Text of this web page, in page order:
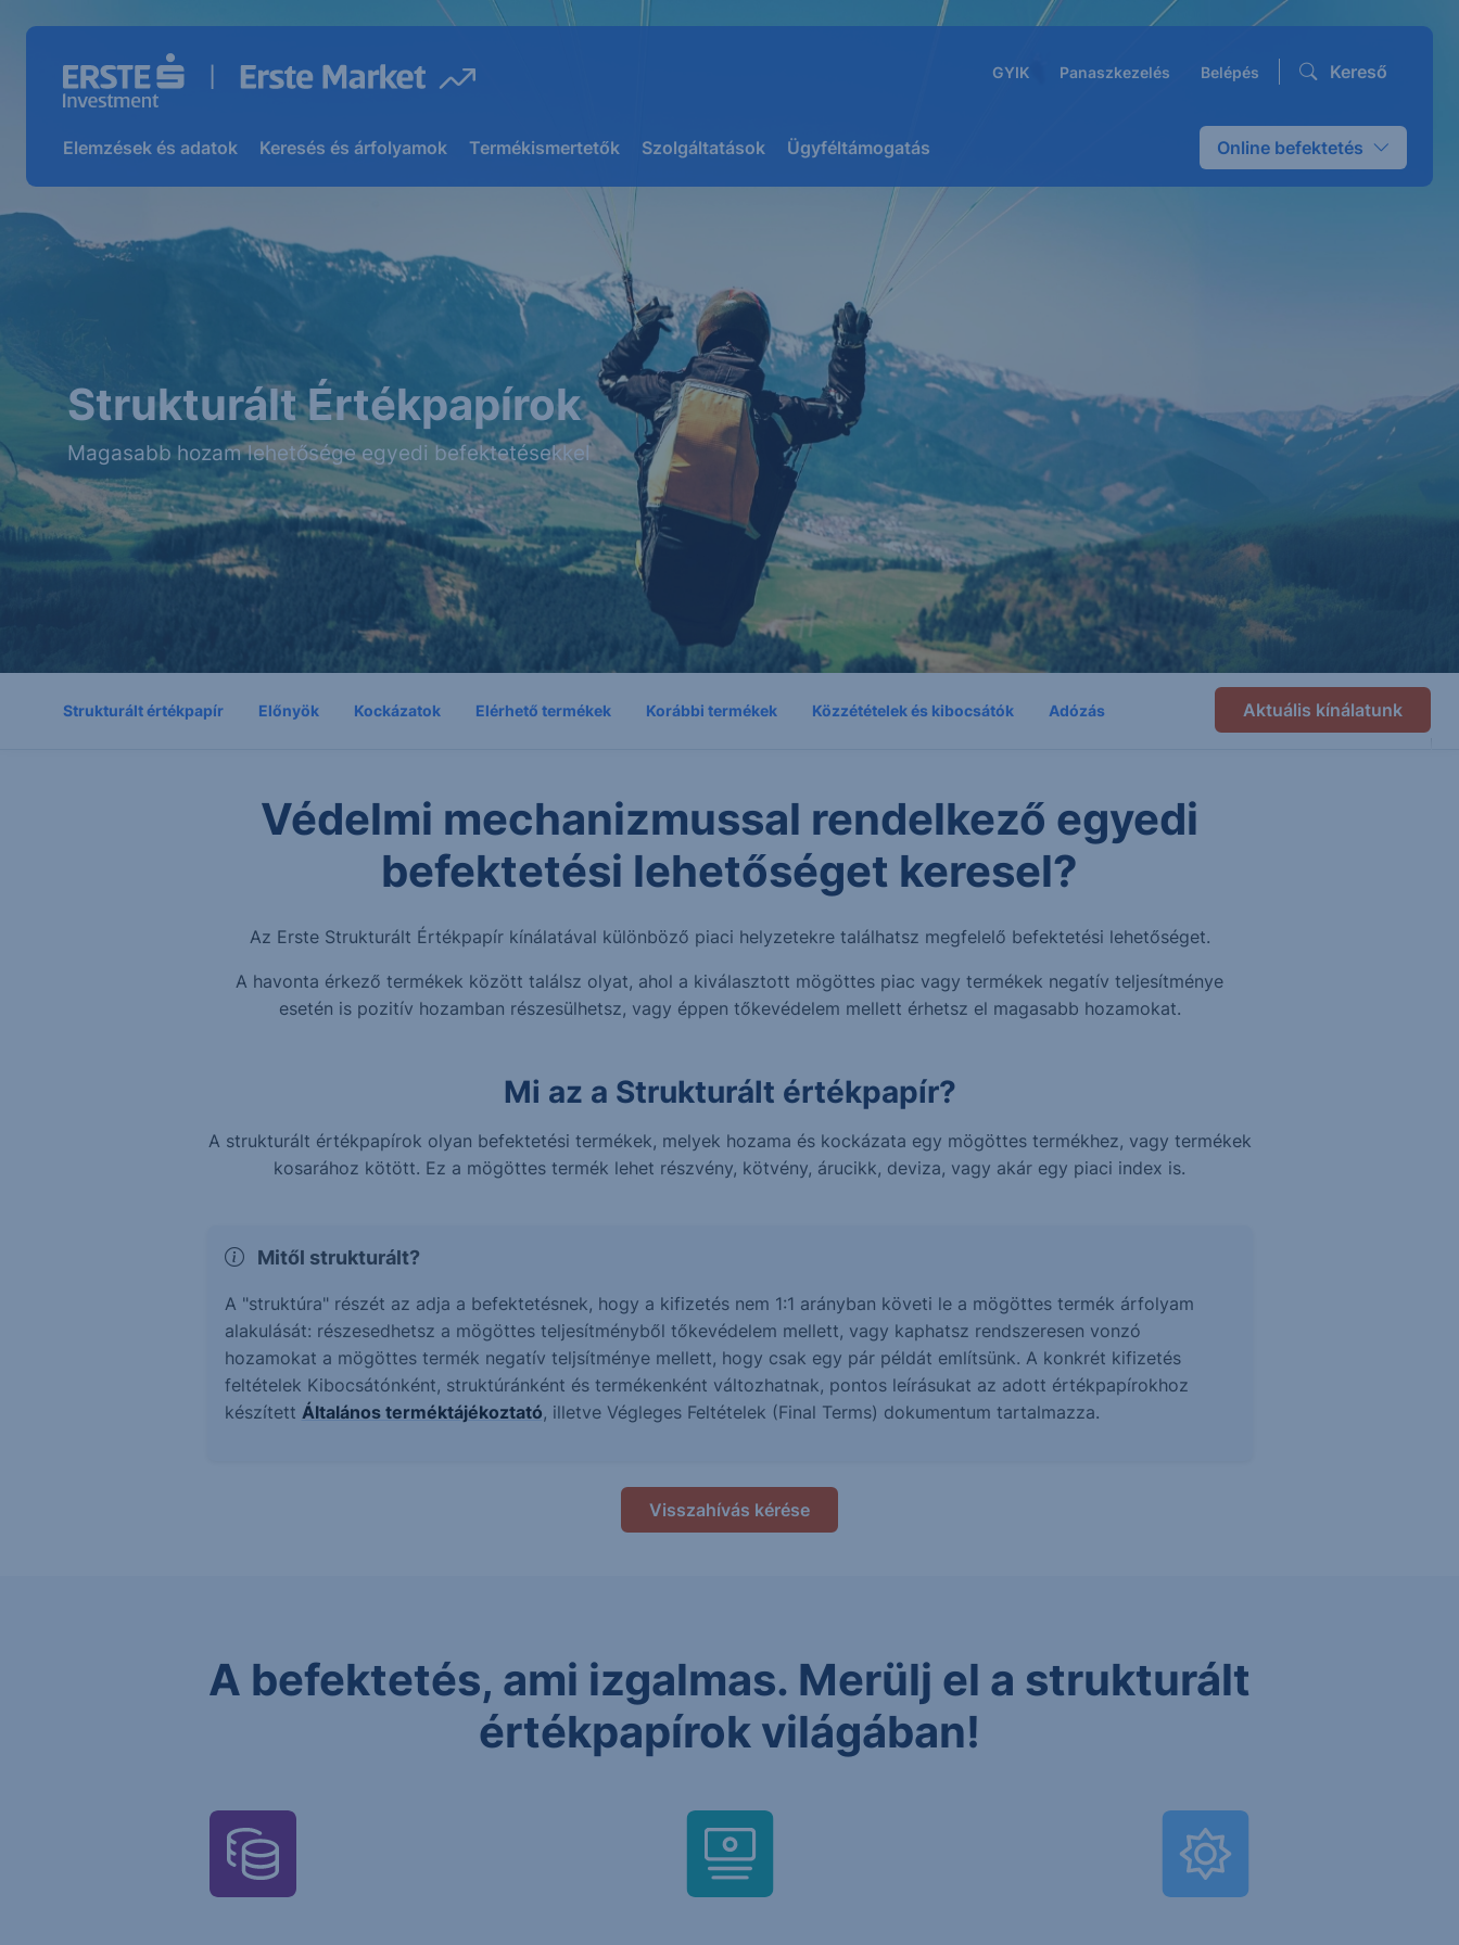
GYIK Panaszkezelés Belépés Kereső
Elemzések és adatok Keresés és árfolyamok Termékismertetők Szolgáltatások Ügyféltámogatás Online befektetés
Strukturált Értékpapírok
Magasabb hozam lehetősége egyedi befektetésekkel
Strukturált értékpapír Előnyök Kockázatok Elérhető termékek Korábbi termékek Közzétételek és kibocsátók Adózás Aktuális kínálatunk
Védelmi mechanizmussal rendelkező egyedi
befektetési lehetőséget keresel?
Az Erste Strukturált Értékpapír kínálatával különböző piaci helyzetekre találhatsz megfelelő befektetési lehetőséget.
A havonta érkező termékek között találsz olyat, ahol a kiválasztott mögöttes piac vagy termékek negatív teljesítménye
esetén is pozitív hozamban részesülhetsz, vagy éppen tőkevédelem mellett érhetsz el magasabb hozamokat.
Mi az a Strukturált értékpapír?
A strukturált értékpapírok olyan befektetési termékek, melyek hozama és kockázata egy mögöttes termékhez, vagy termékek
kosarához kötött. Ez a mögöttes termék lehet részvény, kötvény, árucikk, deviza, vagy akár egy piaci index is.
Mitől strukturált?
A "struktúra" részét az adja a befektetésnek, hogy a kifizetés nem 1:1 arányban követi le a mögöttes termék árfolyam
alakulását: részesedhetsz a mögöttes teljesítményből tőkevédelem mellett, vagy kaphatsz rendszeresen vonzó
hozamokat a mögöttes termék negatív teljsítménye mellett, hogy csak egy pár példát említsünk. A konkrét kifizetés
feltételek Kibocsátónként, struktúránként és termékenként változhatnak, pontos leírásukat az adott értékpapírokhoz
készített Általános terméktájékoztató, illetve Végleges Feltételek (Final Terms) dokumentum tartalmazza.
Visszahívás kérése
A befektetés, ami izgalmas. Merülj el a strukturált
értékpapírok világában!